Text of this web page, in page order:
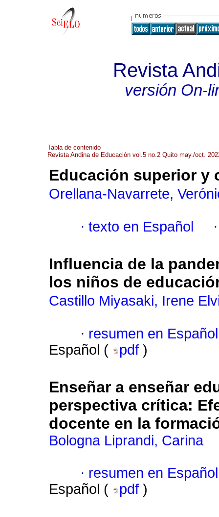
Revista
versión On-
Tabla de contenido
Revista Andina de Educación vol.5 no.2 Quito may./oct.
Educación superior y
Orellana-Navarrete,
· texto en Español
Influencia de la
los niños de
Castillo Miyasaki, Irene
· resumen en Español
Español (
pdf )
Enseñar a enseñar
perspectiva crítica:
docente en la
Bologna Liprandi, Carina
· resumen en Español
Español (
pdf )